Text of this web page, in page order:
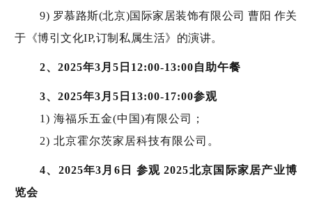
9) 罗慕路斯(北京)国际家居装饰有限公司 曹阳 作关
于《博引文化IP,订制私属生活》的演讲。
2、2025年3月5日12:00-13:00自助午餐
3、2025年3月5日13:00-17:00参观
1) 海福乐五金(中国)有限公司；
2) 北京霍尔茨家居科技有限公司。
4、2025年3月6日 参观 2025北京国际家居产业博
览会